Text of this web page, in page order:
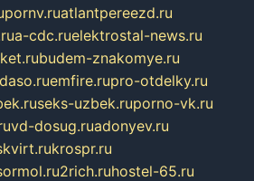
pornv.ruatlantpereezd.ru
a-cdc.ruelektrostal-news.ru
budem-znakomye.ru
emfire.rupro-otdelky.ru
seks-uzbek.ruporno-vk.ru
vd-dosug.ruadonyev.ru
krospr.ru
2rich.ruhostel-65.ru